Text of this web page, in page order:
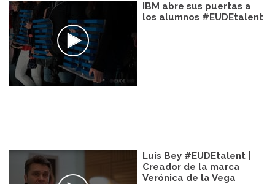
IBM abre sus puertas a
los alumnos #EUDEtalent
Luis Bey #EUDEtalent |
Creador de la marca
Verónica de la Vega